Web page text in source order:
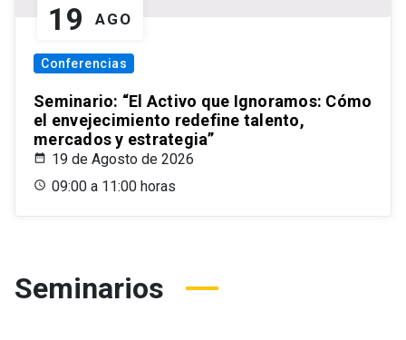
19 AGO
Conferencias
Seminario: “El Activo que Ignoramos: Cómo
el envejecimiento redefine talento,
mercados y estrategia”
19 de Agosto de 2026
09:00 a 11:00 horas
Seminarios